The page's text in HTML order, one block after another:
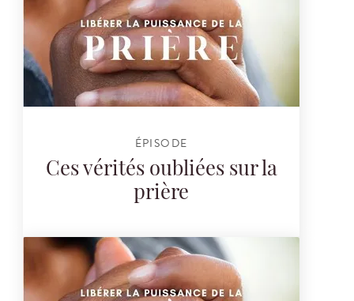
ÉPISODE
Ces vérités oubliées sur la
prière